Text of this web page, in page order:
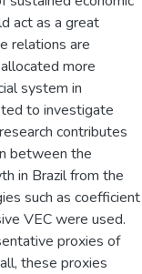
act as a great
relations are
more
system in
to investigate
contributes
between the
in Brazil from the
such as coefficient
VEC were used.
proxies of
these proxies